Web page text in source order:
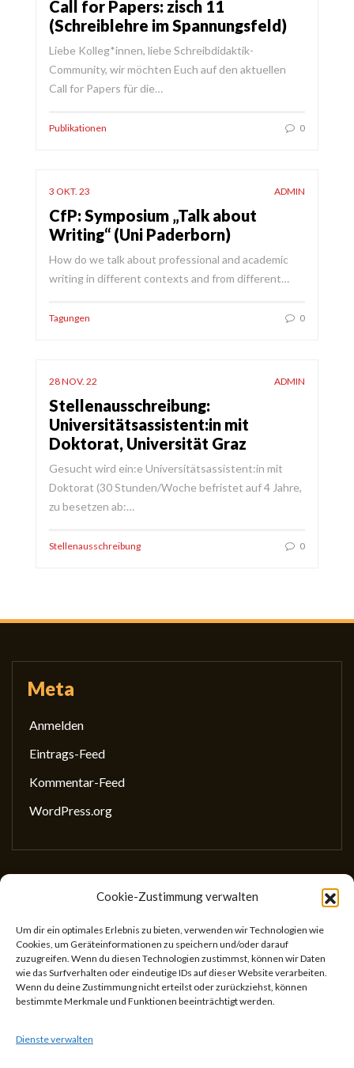
Cookie-Zustimmung verwalten
Um dir ein optimales Erlebnis zu bieten, verwenden wir Technologien wie
Cookies, um Geräteinformationen zu speichern und/oder darauf
zuzugreifen. Wenn du diesen Technologien zustimmst, können wir Daten
wie das Surfverhalten oder eindeutige IDs auf dieser Website verarbeiten.
Wenn du deine Zustimmung nicht erteilst oder zurückziehst, können
bestimmte Merkmale und Funktionen beeinträchtigt werden.
Dienste verwalten
Call for Papers: zisch 11
(Schreiblehre im Spannungsfeld)
Liebe Kolleg*innen, liebe Schreibdidaktik-
Community, wir möchten Euch auf den aktuellen
Call for Papers für die…
Publikationen 0
3 OKT. 23 ADMIN
CfP: Symposium „Talk about
Writing“ (Uni Paderborn)
How do we talk about professional and academic
writing in different contexts and from different…
Tagungen 0
28 NOV. 22 ADMIN
Stellenausschreibung:
Universitätsassistent:in mit
Doktorat, Universität Graz
Gesucht wird ein:e Universitätsassistent:in mit
Doktorat (30 Stunden/Woche befristet auf 4 Jahre,
zu besetzen ab:…
Stellenausschreibung 0
Meta
Anmelden
Eintrags-Feed
Kommentar-Feed
WordPress.org
Gesellschaft für wissenschaftliches Schreiben
(GewissS)
ZVR: 746433059
Center for Teaching and Learning
Universitätsstr. 5